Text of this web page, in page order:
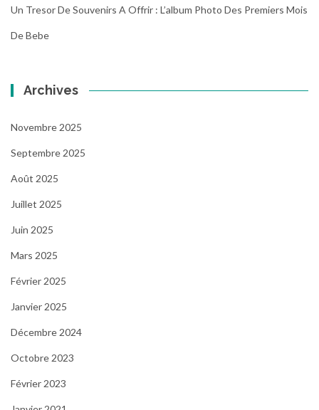
Un Tresor De Souvenirs A Offrir : L’album Photo Des Premiers Mois
De Bebe
Archives
Novembre 2025
Septembre 2025
Août 2025
Juillet 2025
Juin 2025
Mars 2025
Février 2025
Janvier 2025
Décembre 2024
Octobre 2023
Février 2023